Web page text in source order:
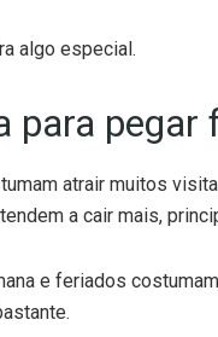
algo especial.
para pegar
atrair muitos
a cair mais,
e feriados